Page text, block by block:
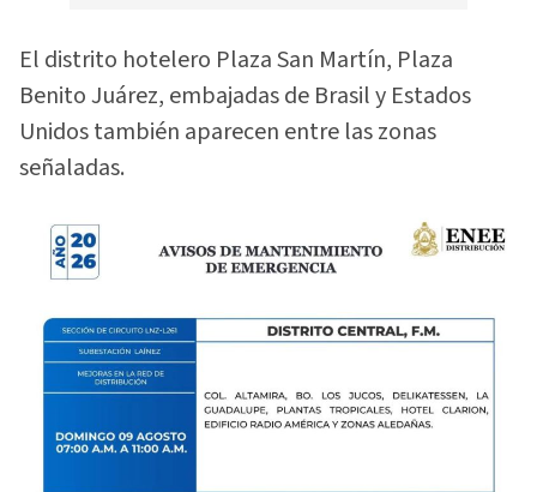
El distrito hotelero Plaza San Martín, Plaza
Benito Juárez, embajadas de Brasil y Estados
Unidos también aparecen entre las zonas
señaladas.